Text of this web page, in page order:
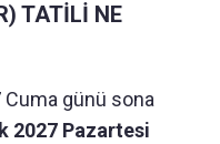
TATİLİ NE
günü sona
2027 Pazartesi